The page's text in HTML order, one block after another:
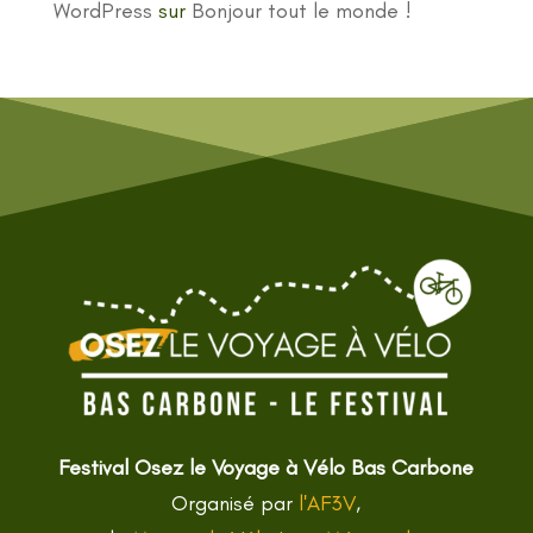
WordPress sur Bonjour tout le monde !
Festival Osez le Voyage à Vélo Bas Carbone
Organisé par l'AF3V,